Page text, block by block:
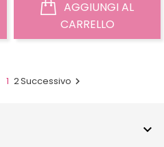
CARRELLO
1 2Successivo 
